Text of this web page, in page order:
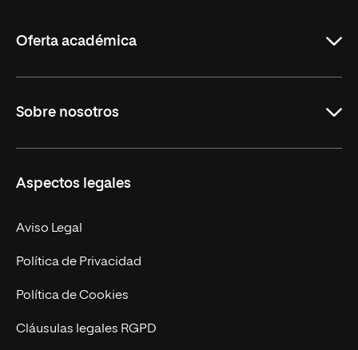
Oferta académica
Másteres Oficiales
Doctorados
Experto Universitario
Postgrados
Cursos Universitarios
Sobre nosotros
Facultades
Nuestro Equipo
Trabaja en UNIR
Actualidad
UNIR Revista
Aspectos legales
Aviso Legal
Política de Privacidad
Política de Cookies
Cláusulas legales RGPD